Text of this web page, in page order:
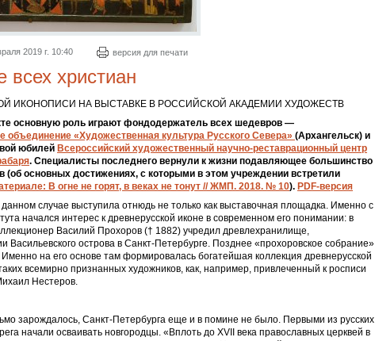
2019 г. 10:40 версия для печати
всех христиан
ИКОНОПИСИ НА ВЫСТАВКЕ В РОССИЙСКОЙ АКАДЕМИИ ХУДОЖЕСТВ
основную роль играют фондодержатель всех шедевров —
объединение «Художественная культура Русского Севера» (Архангельск) и
юбилей Всероссийский художественный научно-реставрационный центр
. Специалисты последнего вернули к жизни подавляющее большинство
(об основных достижениях, с которыми в этом учреждении встретили
В огне не горят, в веках не тонут // ЖМП. 2018. № 10). PDF-версия
данном случае выступила отнюдь не только как выставочная площадка. Именно с
начался интерес к древнерусской иконе в современном его понимании: в
Василий Прохоров († 1882) учредил древлехранилище,
Васильевского острова в Санкт-Петербурге. Позднее «прохоровское собрание»
Именно на его основе там формировалась богатейшая коллекция древнерусской
всемирно признанных художников, как, например, привлеченный к росписи
Нестеров.
зарождалось, Санкт-Петербурга еще и в помине не было. Первыми из русских
начали осваивать новгородцы. «Вплоть до XVII века православных церквей в